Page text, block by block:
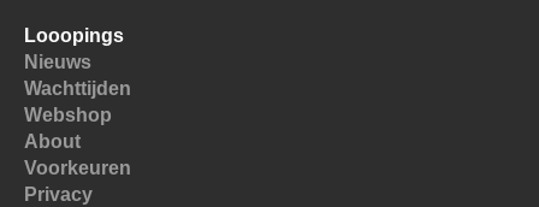
Looopings
Nieuws
Wachttijden
Webshop
About
Voorkeuren
Privacy